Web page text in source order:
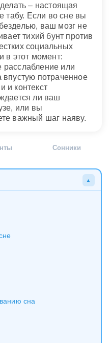
– настоящая
табу. Если во сне вы
ваш мозг не
тихий бунт против
социальных
в этот момент:
или
потраченное
и контекст
ли ваш
или вы
важный шаг наяву.
Сонники
▲
сна